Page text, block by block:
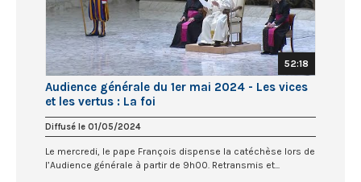
52:18
Audience générale du 1er mai 2024 - Les vices
et les vertus : La foi
Diffusé le 01/05/2024
Le mercredi, le pape François dispense la catéchèse lors de
l’Audience générale à partir de 9h00. Retransmis et...